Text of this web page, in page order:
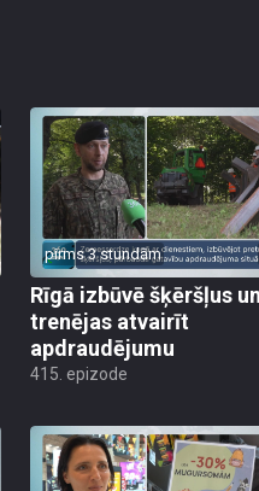
pirms 3 stundām
Rīgā izbūvē šķēršļus un
trenējas atvairīt
apdraudējumu
415. epizode